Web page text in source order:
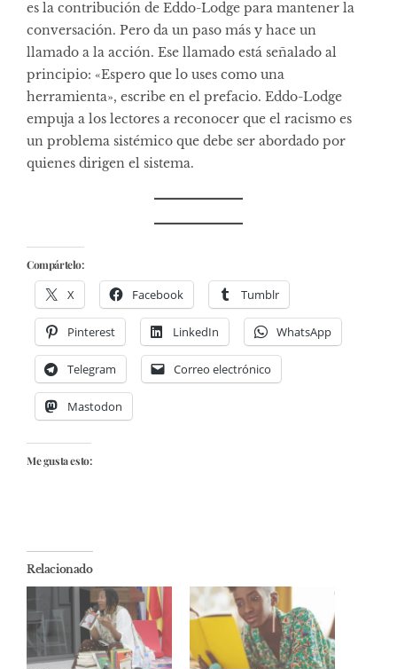
es la contribución de Eddo-Lodge para mantener la
conversación. Pero da un paso más y hace un
llamado a la acción. Ese llamado está señalado al
principio: «Espero que lo uses como una
herramienta», escribe en el prefacio. Eddo-Lodge
empuja a los lectores a reconocer que el racismo es
un problema sistémico que debe ser abordado por
quienes dirigen el sistema.
Compártelo:
X Facebook Tumblr
Pinterest LinkedIn WhatsApp
Telegram Correo electrónico
Mastodon
Me gusta esto:
Relacionado